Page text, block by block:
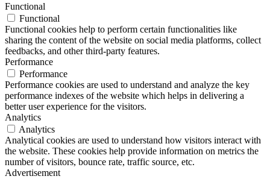
Functional
Functional
Functional cookies help to perform certain functionalities like
sharing the content of the website on social media platforms, collect
feedbacks, and other third-party features.
Performance
Performance
Performance cookies are used to understand and analyze the key
performance indexes of the website which helps in delivering a
better user experience for the visitors.
Analytics
Analytics
Analytical cookies are used to understand how visitors interact with
the website. These cookies help provide information on metrics the
number of visitors, bounce rate, traffic source, etc.
Advertisement